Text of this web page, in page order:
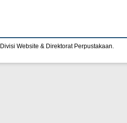
Website & Direktorat Perpustakaan.